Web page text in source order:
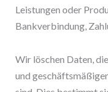
Leistungen oder
Bankverbindung,
Wir löschen Daten,
und